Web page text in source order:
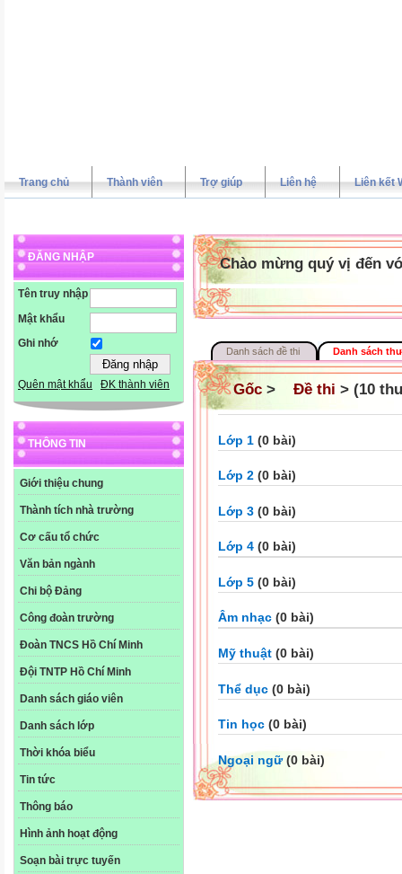
Trang chủ Thành viên Trợ giúp Liên hệ Liên kết
ĐĂNG NHẬP
Tên truy nhập
Mật khẩu
Ghi nhớ
Quên mật khẩu ĐK thành viên
THÔNG TIN
Giới thiệu chung
Thành tích nhà trường
Cơ cấu tổ chức
Văn bản ngành
Chi bộ Đảng
Công đoàn trường
Đoàn TNCS Hồ Chí Minh
Đội TNTP Hồ Chí Minh
Danh sách giáo viên
Danh sách lớp
Thời khóa biểu
Tin tức
Thông báo
Hình ảnh hoạt động
Soạn bài trực tuyến
Chào mừng quý vị đến
Danh sách đề thi Danh sách
Gốc > Đề thi > (10
Lớp 1 (0 bài)
Lớp 2 (0 bài)
Lớp 3 (0 bài)
Lớp 4 (0 bài)
Lớp 5 (0 bài)
Âm nhạc (0 bài)
Mỹ thuật (0 bài)
Thể dục (0 bài)
Tin học (0 bài)
Ngoại ngữ(0 bài)